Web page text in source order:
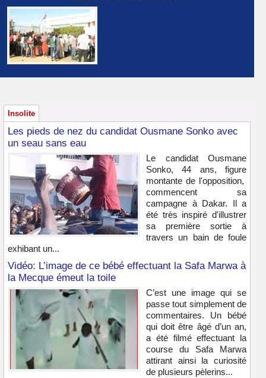
Insolite
Les pieds de nez du candidat Ousmane Sonko avec
un seau sans eau
Le candidat Ousmane
Sonko, 44 ans, figure
montante de l'opposition,
commencent sa
campagne à Dakar. Il a
été très inspiré d'illustrer
sa première sortie à
travers un bain de foule
exhibant un...
Vidéo: L’image de ce bébé effectuant la Safa Marwa à
la Mecque émeut la toile
C’est une image qui se
passe tout simplement de
commentaires. Un bébé
qui doit être âgé d’un an,
a été filmé effectuant la
course du Safa Marwa
attirant ainsi la curiosité
de plusieurs pèlerins...